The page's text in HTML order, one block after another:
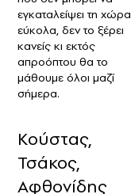
εγκαταλείψει τη χώρα
εύκολα, δεν το ξέρει
κανείς κι εκτός
απροόπτου θα το
μάθουμε όλοι μαζί
σήμερα.
Κούστας,
Τσάκος,
Αφθονίδης